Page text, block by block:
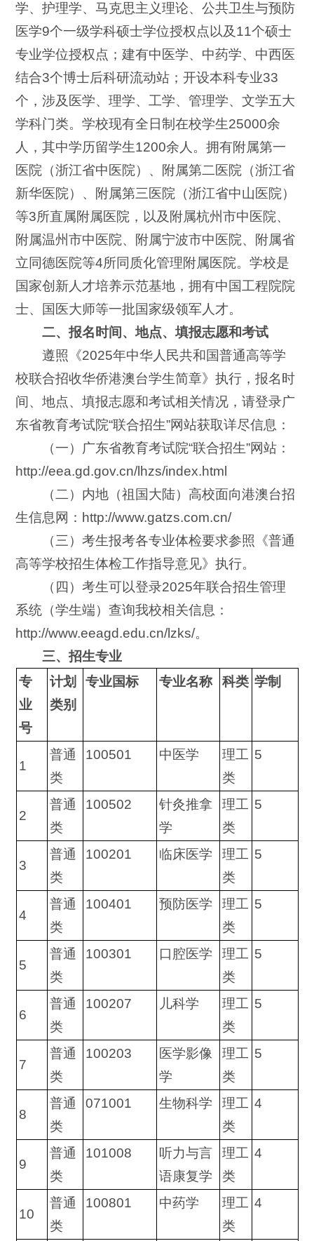
学、护理学、马克思主义理论、公共卫生与预防
医学9个一级学科硕士学位授权点以及11个硕士
专业学位授权点；建有中医学、中药学、中西医
结合3个博士后科研流动站；开设本科专业33
个，涉及医学、理学、工学、管理学、文学五大
学科门类。学校现有全日制在校学生25000余
人，其中学历留学生1200余人。拥有附属第一
医院（浙江省中医院）、附属第二医院（浙江省
新华医院）、附属第三医院（浙江省中山医院）
等3所直属附属医院，以及附属杭州市中医院、
附属温州市中医院、附属宁波市中医院、附属省
立同德医院等4所同质化管理附属医院。学校是
国家创新人才培养示范基地，拥有中国工程院院
士、国医大师等一批国家级领军人才。
二、报名时间、地点、填报志愿和考试
遵照《2025年中华人民共和国普通高等学
校联合招收华侨港澳台学生简章》执行，报名时
间、地点、填报志愿和考试相关情况，请登录广
东省教育考试院“联合招生”网站获取详尽信息：
（一）广东省教育考试院“联合招生”网站：
http://eea.gd.gov.cn/lhzs/index.html
（二）内地（祖国大陆）高校面向港澳台招
生信息网：http://www.gatzs.com.cn/
（三）考生报考各专业体检要求参照《普通
高等学校招生体检工作指导意见》执行。
（四）考生可以登录2025年联合招生管理
系统（学生端）查询我校相关信息：
http://www.eeagd.edu.cn/lzks/。
三、招生专业
专
业
号
计划
类别
专业国标 专业名称 科类 学制
1
普通
类
100501 中医学
理工
类
5
2
普通
类
100502
针灸推拿
学
理工
类
5
3
普通
类
100201 临床医学
理工
类
5
4
普通
类
100401 预防医学
理工
类
5
5
普通
类
100301 口腔医学
理工
类
5
6
普通
类
100207 儿科学
理工
类
5
7
普通
类
100203
医学影像
学
理工
类
5
8
普通
类
071001 生物科学
理工
类
4
9
普通
类
101008
听力与言
语康复学
理工
类
4
10
普通
类
100801 中药学
理工
类
4